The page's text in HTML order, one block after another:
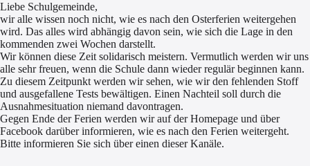
Liebe Schulgemeinde,
wir alle wissen noch nicht, wie es nach den Osterferien weitergehen
wird. Das alles wird abhängig davon sein, wie sich die Lage in den
kommenden zwei Wochen darstellt.
Wir können diese Zeit solidarisch meistern. Vermutlich werden wir uns
alle sehr freuen, wenn die Schule dann wieder regulär beginnen kann.
Zu diesem Zeitpunkt werden wir sehen, wie wir den fehlenden Stoff
und ausgefallene Tests bewältigen. Einen Nachteil soll durch die
Ausnahmesituation niemand davontragen.
Gegen Ende der Ferien werden wir auf der Homepage und über
Facebook darüber informieren, wie es nach den Ferien weitergeht.
Bitte informieren Sie sich über einen dieser Kanäle.